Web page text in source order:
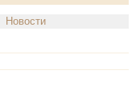
Новости